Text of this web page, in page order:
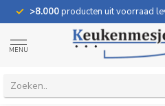
>8.000producten uit voorraad
MENU